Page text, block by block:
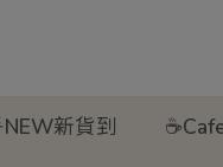
新貨到